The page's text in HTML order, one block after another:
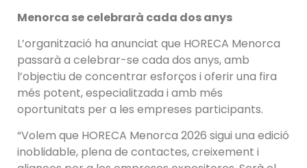
Menorca se celebrarà cada dos anys
L’organització ha anunciat que HORECA Menorca
passarà a celebrar-se cada dos anys, amb
l’objectiu de concentrar esforços i oferir una fira
més potent, especialitzada i amb més
oportunitats per a les empreses participants.
“Volem que HORECA Menorca 2026 sigui una edició
inoblidable, plena de contactes, creixement i